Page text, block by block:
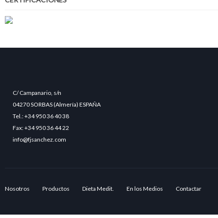
C/ Campanario, s/n
04270 SORBAS (Almería) ESPAÑA
Tel.: +34 950 36 40 38
Fax: +34 950 36 44 22
info@fjsanchez.com
Nosotros Productos Dieta Medit. En los Medios Contactar